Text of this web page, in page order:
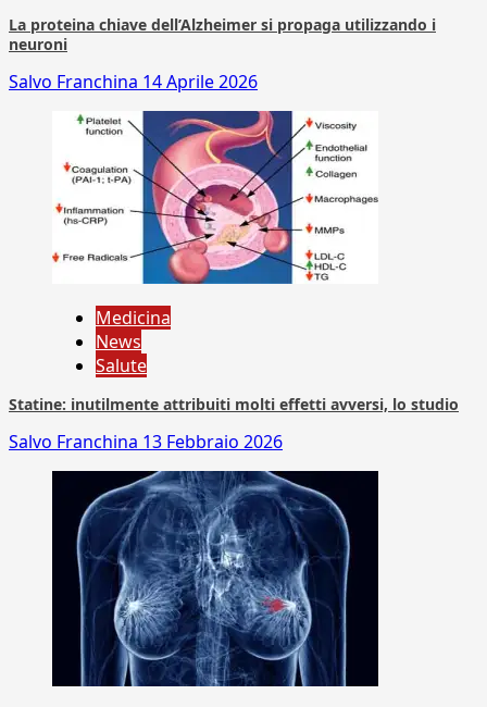
La proteina chiave dell’Alzheimer si propaga utilizzando i
neuroni
Salvo Franchina 14 Aprile 2026
Medicina
News
Salute
Statine: inutilmente attribuiti molti effetti avversi, lo studio
Salvo Franchina 13 Febbraio 2026